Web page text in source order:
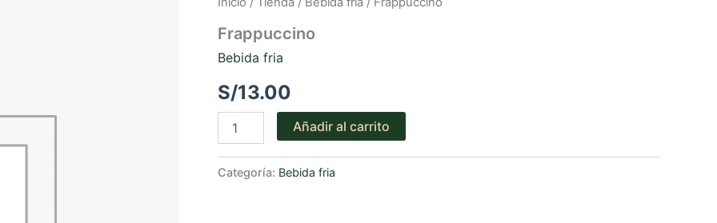
Frappuccino
Bebida fria
S/13.00
cantidad
Añadir al carrito
Categoría: Bebida fria